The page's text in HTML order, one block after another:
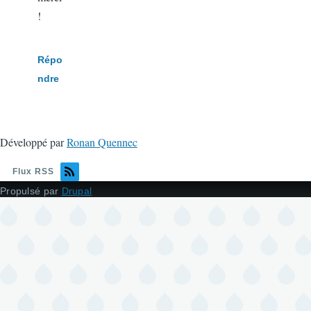
!
Répo
ndre
Développé parRonan Quennec
Flux RSS
Propulsé par Drupal